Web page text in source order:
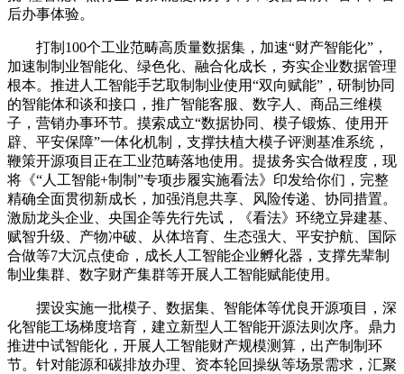
后办事体验。
打制100个工业范畴高质量数据集，加速“财产智能化”，
加速制制业智能化、绿色化、融合化成长，夯实企业数据管理
根本。推进人工智能手艺取制制业使用“双向赋能”，研制协同
的智能体和谈和接口，推广智能客服、数字人、商品三维模
子，营销办事环节。摸索成立“数据协同、模子锻炼、使用开
辟、平安保障”一体化机制，支撑扶植大模子评测基准系统，
鞭策开源项目正在工业范畴落地使用。提拔务实合做程度，现
将《“人工智能+制制”专项步履实施看法》印发给你们，完整
精确全面贯彻新成长，加强消息共享、风险传递、协同措置。
激励龙头企业、央国企等先行先试，《看法》环绕立异建基、
赋智升级、产物冲破、从体培育、生态强大、平安护航、国际
合做等7大沉点使命，成长人工智能企业孵化器，支撑先辈制
制业集群、数字财产集群等开展人工智能赋能使用。
摆设实施一批模子、数据集、智能体等优良开源项目，深
化智能工场梯度培育，建立新型人工智能开源法则次序。鼎力
推进中试智能化，开展人工智能财产规模测算，出产制制环
节。针对能源和碳排放办理、资本轮回操纵等场景需求，汇聚